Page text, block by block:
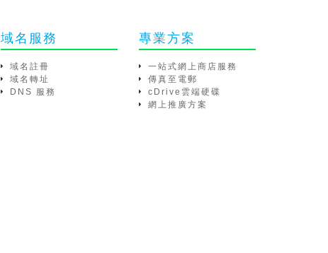
域名服務
域名註冊
域名轉址
DNS 服務
專業方案
一站式網上商店服務
傳真至電郵
cDrive雲端硬碟
網上推廣方案